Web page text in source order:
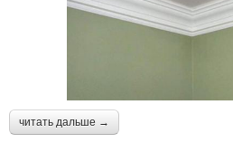
читать дальше →